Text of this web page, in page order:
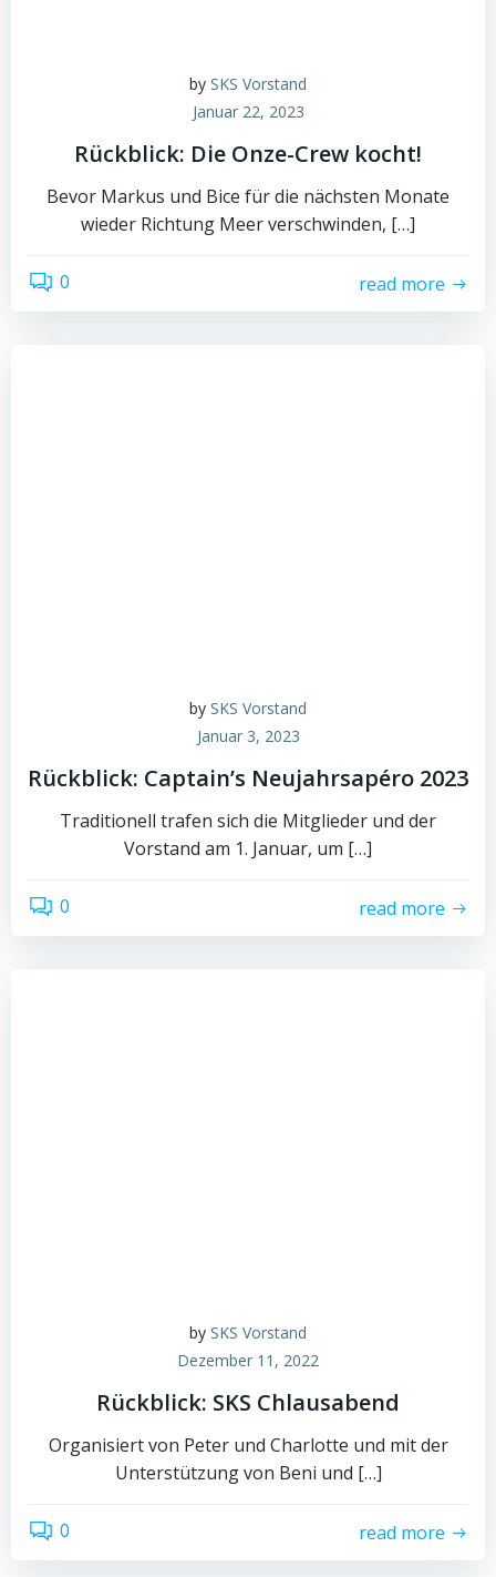
by SKS Vorstand
Januar 22, 2023
Rückblick: Die Onze-Crew kocht!
Bevor Markus und Bice für die nächsten Monate
wieder Richtung Meer verschwinden, […]
0 read more
by SKS Vorstand
Januar 3, 2023
Rückblick: Captain’s Neujahrsapéro 2023
Traditionell trafen sich die Mitglieder und der
Vorstand am 1. Januar, um […]
0 read more
by SKS Vorstand
Dezember 11, 2022
Rückblick: SKS Chlausabend
Organisiert von Peter und Charlotte und mit der
Unterstützung von Beni und […]
0 read more